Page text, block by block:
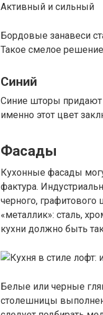
Активный и сильный
Бордовые занавеси
Такое смелое
Синий
Синие шторы придают
именно этот цвет
Фасады
Кухонные фасады
фактура.
черного, графитового
«металлик»: сталь,
кухни должно быть
Белые или черные
столешницы